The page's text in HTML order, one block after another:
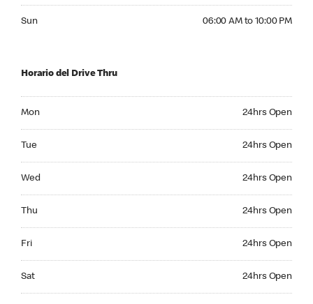
Sun 06:00 AM to 10:00 PM
Horario del Drive Thru
Mon 24hrs Open
Tue 24hrs Open
Wed 24hrs Open
Thu 24hrs Open
Fri 24hrs Open
Sat 24hrs Open